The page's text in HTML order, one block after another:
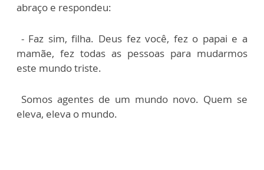
abraço e respondeu:
- Faz sim, filha. Deus fez você, fez o papai e a
mamãe, fez todas as pessoas para mudarmos
este mundo triste.
Somos agentes de um mundo novo. Quem se
eleva, eleva o mundo.